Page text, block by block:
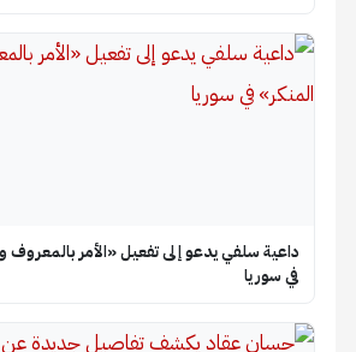
داعية سلفي يدعو إلى تفعيل «الأمر بالمعروف
في سوريا